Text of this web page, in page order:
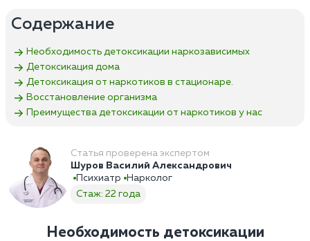
Содержание
Необходимость детоксикации наркозависимых
Детоксикация дома
Детоксикация от наркотиков в стационаре.
Восстановление организма
Преимущества детоксикации от наркотиков у нас
Статья проверена экспертом
Шуров Василий Александрович
Психиатр
Нарколог
Стаж: 22 года
Необходимость детоксикации